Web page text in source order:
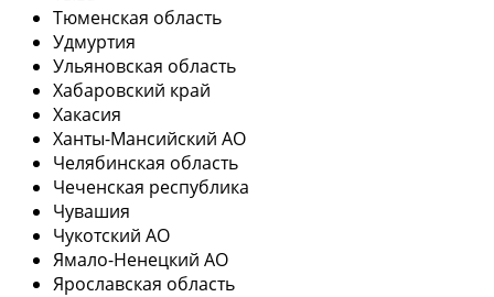
Тюменская область
Удмуртия
Ульяновская область
Хабаровский край
Хакасия
Ханты-Мансийский АО
Челябинская область
Чеченская республика
Чувашия
Чукотский АО
Ямало-Ненецкий АО
Ярославская область